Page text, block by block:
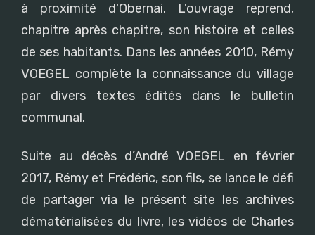
à proximité d'Obernai. L'ouvrage reprend,
chapitre après chapitre, son histoire et celles
de ses habitants. Dans les années 2010, Rémy
VOEGEL complète la connaissance du village
par divers textes édités dans le bulletin
communal.
Suite au décès d’André VOEGEL en février
2017, Rémy et Frédéric, son fils, se lance le défi
de partager via le présent site les archives
dématérialisées du livre, les vidéos de Charles